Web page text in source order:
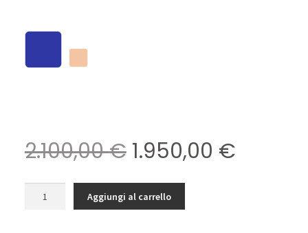
2.100,00€ 1.950,00 €
Aggiungi al carrello